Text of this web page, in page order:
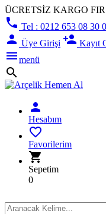
ÜCRETSİZ KARGO
phone Tel : 0212 653 08 30
person Üye Girişi person_add Kayıt
menumenü
search
person
Hesabım
favorite_border
Favorilerim
shopping_cart
Sepetim
0